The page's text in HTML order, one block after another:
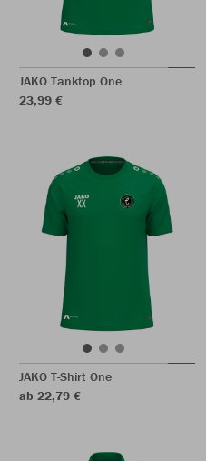
JAKO Tanktop One
23,99 €
JAKO T-Shirt One
ab 22,79 €